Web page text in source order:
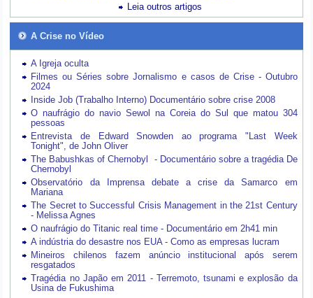
Leia outros artigos
A Crise no Vídeo
A Igreja oculta
Filmes ou Séries sobre Jornalismo e casos de Crise - Outubro
2024
Inside Job (Trabalho Interno) Documentário sobre crise 2008
O naufrágio do navio Sewol na Coreia do Sul que matou 304
pessoas
Entrevista de Edward Snowden ao programa "Last Week
Tonight", de John Oliver
The Babushkas of Chernobyl - Documentário sobre a tragédia De
Chernobyl
Observatório da Imprensa debate a crise da Samarco em
Mariana
The Secret to Successful Crisis Management in the 21st Century
- Melissa Agnes
O naufrágio do Titanic real time - Documentário em 2h41 min
A indústria do desastre nos EUA - Como as empresas lucram
Mineiros chilenos fazem anúncio institucional após serem
resgatados
Tragédia no Japão em 2011 - Terremoto, tsunami e explosão da
Usina de Fukushima